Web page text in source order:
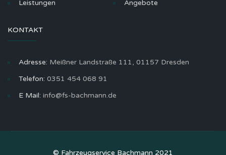
Leistungen
Angebote
KONTAKT
Adresse: Meißner Landstraße 111, 01157 Dresden
Telefon: 0351 454 068 91
E Mail: info@fs-bachmann.de
© Fahrzeugservice Bachmann 2021